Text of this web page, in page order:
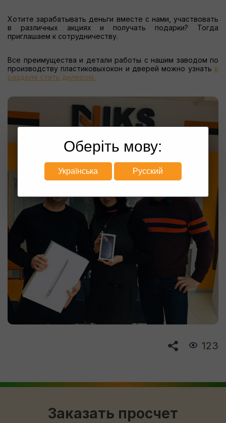
Хотите зарабатывать деньги вместе с нами, участвовать
в различных акциях и получать подарки? Тогда
приглашаем к сотрудничеству.
Все преимущества и детали работы с нашим заводом по
производству пластиковыхокон и дверей можно узнать в
разделе стать дилером.
123
Заказать просчет
Оберіть мову:
Українська Русский